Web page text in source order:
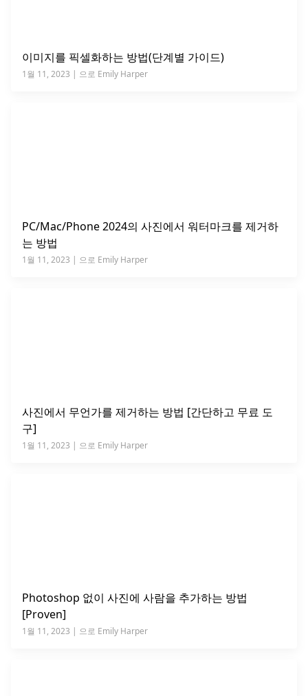
이미지를 픽셀화하는 방법(단계별 가이드)
1월 11, 2023 | 으로 Emily Harper
PC/Mac/Phone 2024의 사진에서 워터마크를 제거하
는 방법
1월 11, 2023 | 으로 Emily Harper
사진에서 무언가를 제거하는 방법 [간단하고 무료 도
구]
1월 11, 2023 | 으로 Emily Harper
Photoshop 없이 사진에 사람을 추가하는 방법
[Proven]
1월 11, 2023 | 으로 Emily Harper